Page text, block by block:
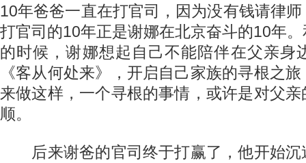
10年爸爸一直在打官司，因为没有钱请律
打官司的10年正是谢娜在北京奋斗的10年
的时候，谢娜想起自己不能陪伴在父亲身
《客从何处来》，开启自己家族的寻根之
来做这样，一个寻根的事情，或许是对父
顺。
后来谢爸的官司终于打赢了，他开始沉